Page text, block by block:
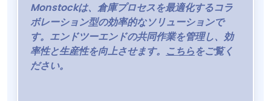
Monstockは、倉庫プロセスを最適化するコラ
ボレーション型の効率的なソリューションで
す。エンドツーエンドの共同作業を管理し、効
率性と生産性を向上させます。 こちらをご覧く
ださい。